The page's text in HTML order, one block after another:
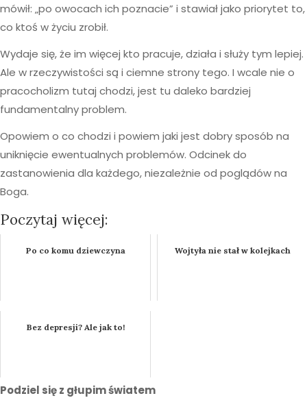
mówił: „po owocach ich poznacie” i stawiał jako priorytet to,
co ktoś w życiu zrobił.
Wydaje się, że im więcej kto pracuje, działa i służy tym lepiej.
Ale w rzeczywistości są i ciemne strony tego. I wcale nie o
pracocholizm tutaj chodzi, jest tu daleko bardziej
fundamentalny problem.
Opowiem o co chodzi i powiem jaki jest dobry sposób na
uniknięcie ewentualnych problemów. Odcinek do
zastanowienia dla każdego, niezależnie od poglądów na
Boga.
Poczytaj więcej:
Po co komu dziewczyna Wojtyła nie stał w kolejkach
Bez depresji? Ale jak to!
Podziel się z głupim światem